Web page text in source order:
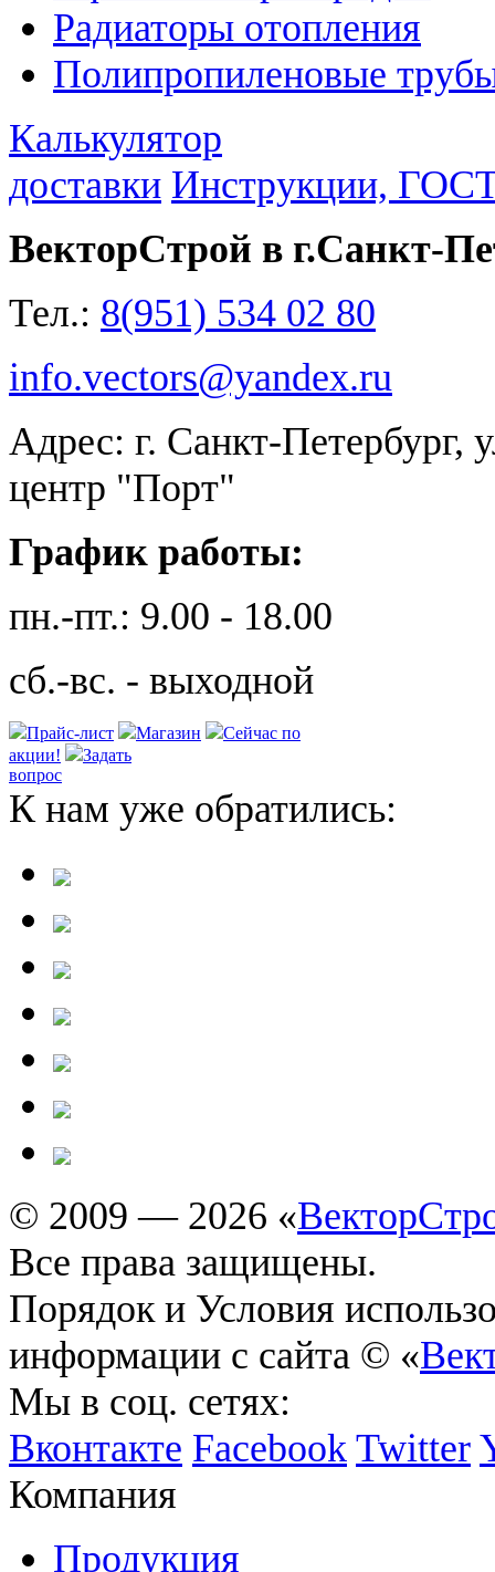
Радиаторы отопления
Полипропиленовые
Калькулятор
доставки Инструкции,
ВекторСтрой в г.Санкт-
Тел.: 8(951) 534 02 80
info.vectors@yandex.ru
Адрес: г. Санкт-Петербург,
центр "Порт"
График работы:
пн.-пт.: 9.00 - 18.00
сб.-вс. - выходной
Прайс-лист Магазин
Сейчас по
акции!
Задать
вопрос
К нам уже обратились:
© 2009 — 2026 «
Все права защищены.
Порядок и Условия
информации с сайта © «
Мы в соц. сетях:
Вконтакте Facebook Twitter
Компания
Продукция